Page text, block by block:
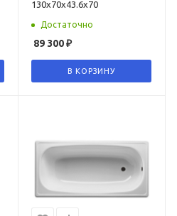
130x70x43.6x70
Достаточно
89 300₽
В КОРЗИНУ